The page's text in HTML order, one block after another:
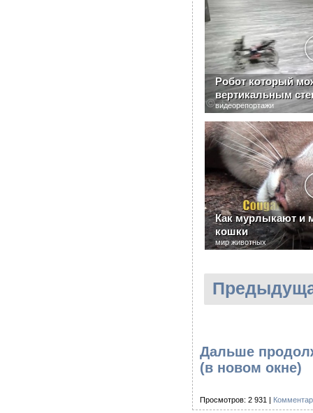
Робот который
вертикальным
видеорепортажи
Как мурлыкают и
кошки
мир животных
Дальше
(в новом окне)
Просмотров: 2 931 |